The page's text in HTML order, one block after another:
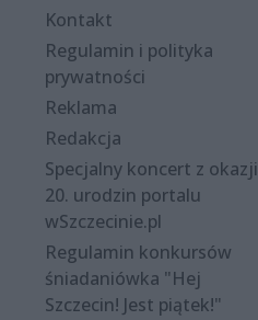
Kontakt
Regulamin i polityka
prywatności
Reklama
Redakcja
Specjalny koncert z okazji
20. urodzin portalu
wSzczecinie.pl
Regulamin konkursów
śniadaniówka "Hej
Szczecin! Jest piątek!"